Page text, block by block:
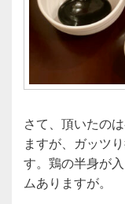
さて、頂いたの
ますが、ガッツ
す。鶏の半身が
ムありますが。